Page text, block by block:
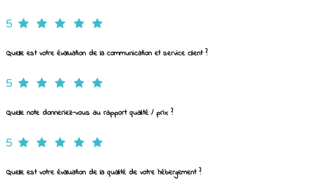
5
Quelle est votre évaluation de la communication et service client ?
5
Quelle note donneriez-vous au rapport qualité / prix ?
5
Quelle est votre évaluation de la qualité de votre hébergement ?